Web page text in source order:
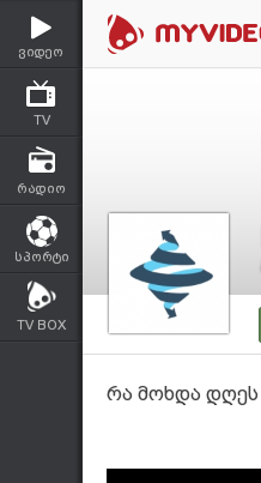
ვიდეო
TV
რადიო
სპორტი
TV BOX
რა მოხდა